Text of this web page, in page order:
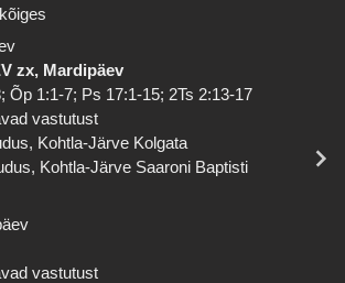
zx, Mardipäev
Õp 1:1-7; Ps 17:1-15; 2Ts 2:13-17
vastutust
Kohtla-Järve Kolgata
Kohtla-Järve Saaroni Baptisti
vastutust